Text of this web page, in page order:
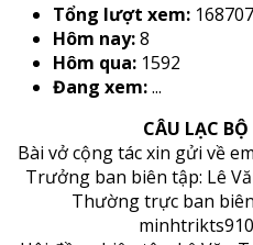
Tổng lượt xem:
Hôm nay:8
Hôm qua: 1592
Đang xem:...
CÂU LẠC
Bài vở cộng tác xin gửi về
Trưởng ban biên tập: Lê
Thường trực ban